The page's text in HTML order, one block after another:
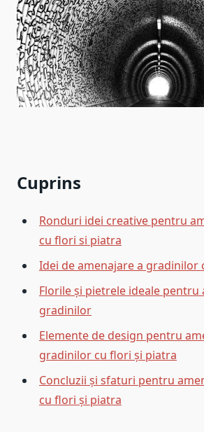
Cuprins
Ronduri idei creative pentru
cu flori si piatra
Idei de amenajare a gradinilor
Florile și pietrele ideale pentru
gradinilor
Elemente de design pentru
gradinilor cu flori și piatra
Concluzii și sfaturi pentru
cu flori și piatra